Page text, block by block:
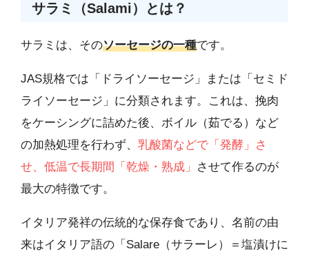
サラミ（Salami）とは？
サラミは、そのソーセージの一種です。
JAS規格では「ドライソーセージ」または「セミド
ライソーセージ」に分類されます。これは、挽肉
をケーシングに詰めた後、ボイル（茹でる）など
の加熱処理を行わず、 乳酸菌などで「発酵」さ
せ、低温で長期間「乾燥・熟成」
させて作るのが
最大の特徴です。
イタリア発祥の伝統的な保存食であり、名前の由
来はイタリア語の「Salare（サラーレ）＝塩漬けに